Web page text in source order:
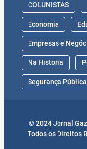
COLUNISTAS
Economia
Empresas e
Na História
Segurança Pública
© 2024 Jornal
Todos os Direitos